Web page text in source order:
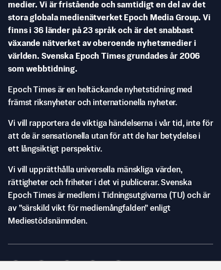
medier. Vi är fristående och samtidigt en del av det
stora globala medienätverket Epoch Media Group. Vi
finns i 36 länder på 23 språk och är det snabbast
växande nätverket av oberoende nyhetsmedier i
världen. Svenska Epoch Times grundades år 2006
som webbtidning.
Epoch Times är en heltäckande nyhetstidning med
främst riksnyheter och internationella nyheter.
Vi vill rapportera de viktiga händelserna i vår tid, inte för
att de är sensationella utan för att de har betydelse i
ett långsiktigt perspektiv.
Vi vill upprätthålla universella mänskliga värden,
rättigheter och friheter i det vi publicerar. Svenska
Epoch Times är medlem i Tidningsutgivarna (TU) och är
av ”särskild vikt för mediemångfalden” enligt
Mediestödsnämnden.